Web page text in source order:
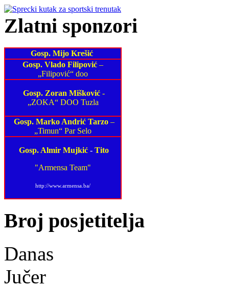
Zlatni sponzori
Gosp. Mijo Krešić
Gosp. Vlado Filipović –
„Filipović“ doo
Gosp. Zoran Mišković -
„ZOKA“ DOO Tuzla
Gosp. Marko Andrić Tarzo–
„Timun“ Par Selo
Gosp. Almir Mujkić - Tito
"Armensa Team"
http://www.armensa.ba/
Broj posjetitelja
Danas
Jučer